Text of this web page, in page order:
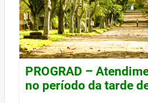
PROGRAD –
no período da tarde